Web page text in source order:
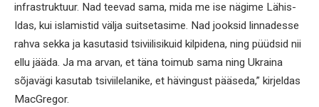
infrastruktuur. Nad teevad sama, mida me ise nägime Lähis-
Idas, kui islamistid välja suitsetasime. Nad jooksid linnadesse
rahva sekka ja kasutasid tsiviilisikuid kilpidena, ning püüdsid nii
ellu jääda. Ja ma arvan, et täna toimub sama ning Ukraina
sõjavägi kasutab tsiviilelanike, et hävingust pääseda,” kirjeldas
MacGregor.